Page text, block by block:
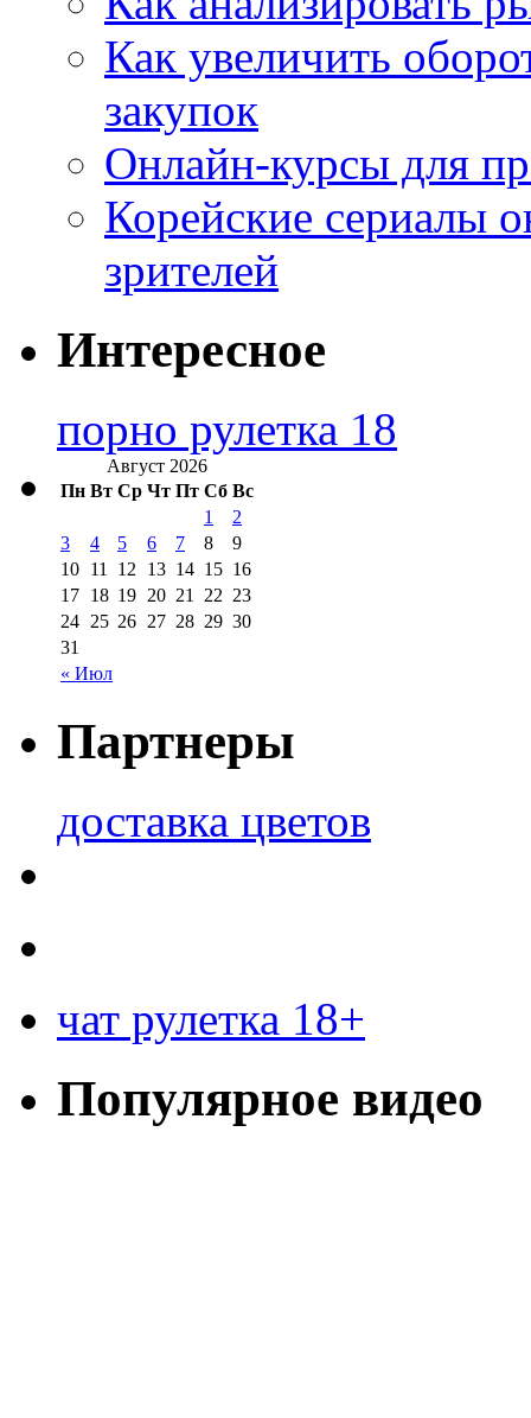
Как увеличить
закупок
Онлайн-курсы для
Корейские сериалы
зрителей
Интересное
порно рулетка 18
Август 2026
Пн Вт Ср Чт Пт Сб Вс
« Июл
1
2
3
4 5 6 7 8
9
10 11 12 13 14 15 16
17 18 19 20 21 22 23
24 25 26 27 28 29 30
31
Партнеры
доставка цветов
чат рулетка 18+
Популярное видео